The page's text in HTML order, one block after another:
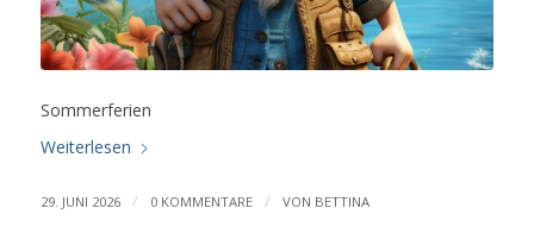
Sommerferien
Weiterlesen
29. JUNI 2026 / 0 KOMMENTARE / VON BETTINA